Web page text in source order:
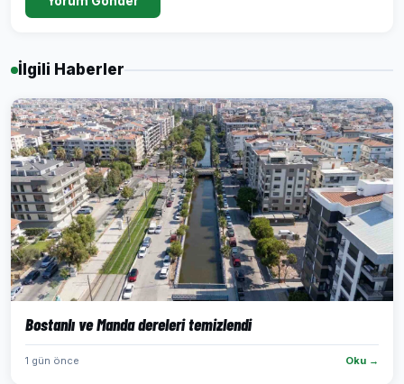
İlgili Haberler
Bostanlı ve Manda dereleri temizlendi
1 gün önce Oku →